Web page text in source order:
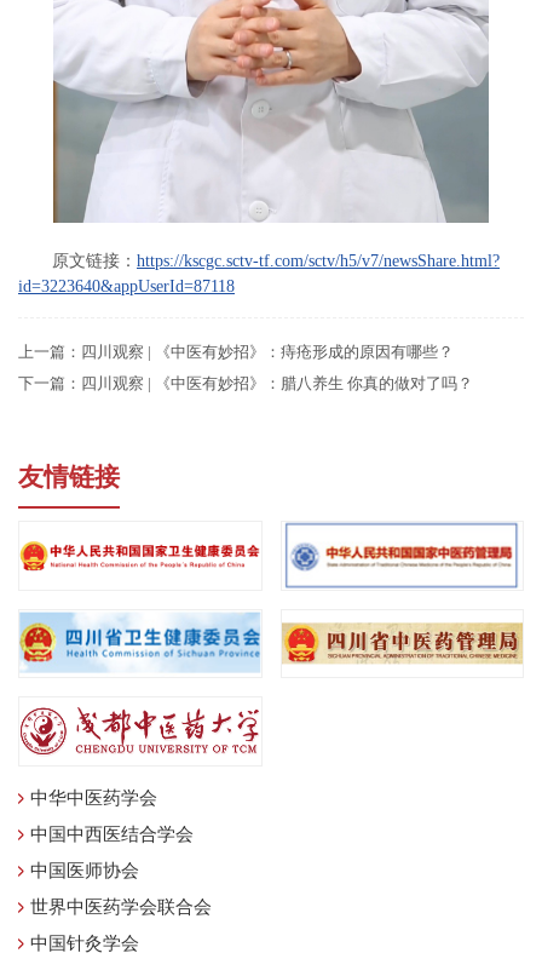
原文链接： https://kscgc.sctv-tf.com/sctv/h5/v7/newsShare.html?
id=3223640&appUserId=87118
上一篇： 四川观察 | 《中医有妙招》：痔疮形成的原因有哪些？
下一篇： 四川观察 | 《中医有妙招》：腊八养生 你真的做对了吗？
友情链接
中华中医药学会
中国中西医结合学会
中国医师协会
世界中医药学会联合会
中国针灸学会